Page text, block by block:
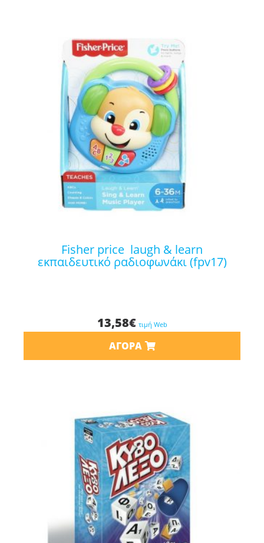
fisher price laugh & learn
εκπαιδευτικό ραδιοφωνάκι (fpv17)
13,58€ τιμή Web
ΑΓΟΡΆ